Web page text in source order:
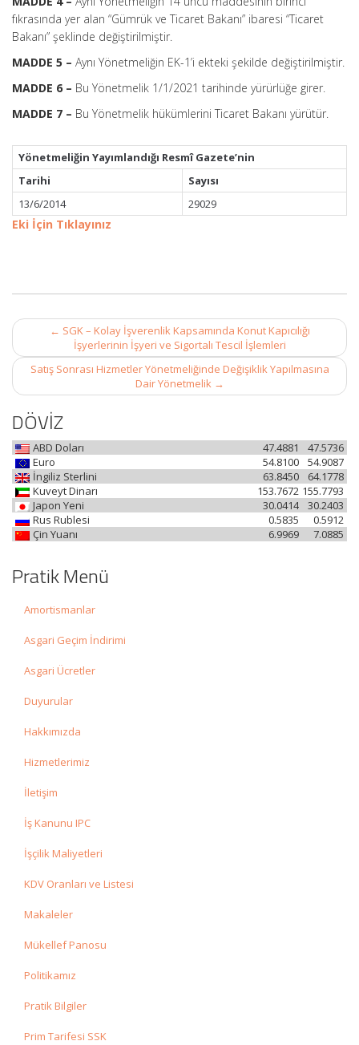
fıkrasında yer alan “Gümrük ve Ticaret Bakanı” ibaresi “Ticaret
Bakanı” şeklinde değiştirilmiştir.
MADDE 5 – Aynı Yönetmeliğin EK-1’i ekteki şekilde değiştirilmiştir.
MADDE 6 – Bu Yönetmelik 1/1/2021 tarihinde yürürlüğe girer.
MADDE 7 – Bu Yönetmelik hükümlerini Ticaret Bakanı yürütür.
Yönetmeliğin Yayımlandığı Resmî Gazete’nin
Tarihi
Sayısı
13/6/2014
29029
Eki İçin Tıklayınız
Post
navigation
← SGK – Kolay İşverenlik Kapsamında Konut Kapıcılığı
İşyerlerinin İşyeri ve Sigortalı Tescil İşlemleri
Satış Sonrası Hizmetler Yönetmeliğinde Değişiklik Yapılmasına
Dair Yönetmelik →
DÖVİZ
ABD Doları 47.5736
47.4881
Euro
54.9087
54.8100
İngiliz Sterlini
64.1778
63.8450
Kuveyt Dinarı
155.7793
153.7672
Japon Yeni
30.2403
30.0414
Rus Rublesi
0.5912
0.5835
Çin Yuanı
7.0885
6.9969
Pratik Menü
Amortismanlar
Asgari Geçim İndirimi
Asgari Ücretler
Duyurular
Hakkımızda
Hizmetlerimiz
İletişim
İş Kanunu IPC
İşçilik Maliyetleri
KDV Oranları ve Listesi
Makaleler
Mükellef Panosu
Politikamız
Pratik Bilgiler
Prim Tarifesi SSK